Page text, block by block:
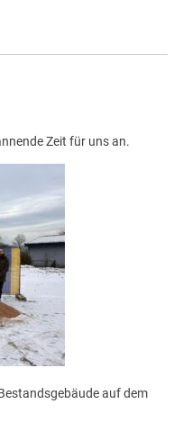
Zeit für uns an.
auf dem